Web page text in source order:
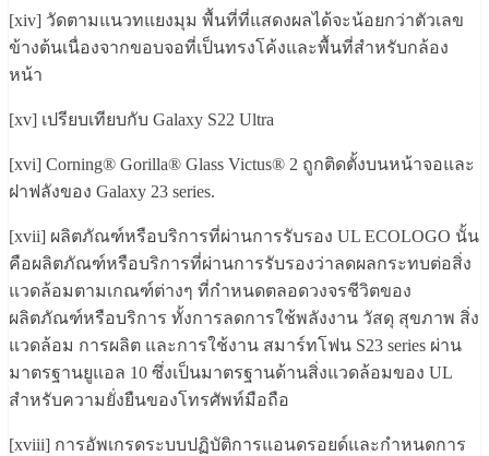
[xiv] วัดตามแนวทแยงมุม พื้นที่ที่แสดงผลได้จะน้อยกว่าตัวเลข
ข้างต้นเนื่องจากขอบจอที่เป็นทรงโค้งและพื้นที่สำหรับกล้อง
หน้า
[xv] เปรียบเทียบกับ Galaxy S22 Ultra
[xvi] Corning® Gorilla® Glass Victus® 2 ถูกติดตั้งบนหน้าจอและ
ฝาฟลังของ Galaxy 23 series.
[xvii] ผลิตภัณฑ์หรือบริการที่ผ่านการรับรอง UL ECOLOGO นั้น
คือผลิตภัณฑ์หรือบริการที่ผ่านการรับรองว่าลดผลกระทบต่อสิ่ง
แวดล้อมตามเกณฑ์ต่างๆ ที่กำหนดตลอดวงจรชีวิตของ
ผลิตภัณฑ์หรือบริการ ทั้งการลดการใช้พลังงาน วัสดุ สุขภาพ สิ่ง
แวดล้อม การผลิต และการใช้งาน สมาร์ทโฟน S23 series ผ่าน
มาตรฐานยูแอล 10 ซึ่งเป็นมาตรฐานด้านสิ่งแวดล้อมของ UL
สำหรับความยั่งยืนของโทรศัพท์มือถือ
[xviii] การอัพเกรดระบบปฏิบัติการแอนดรอยด์และกำหนดการ